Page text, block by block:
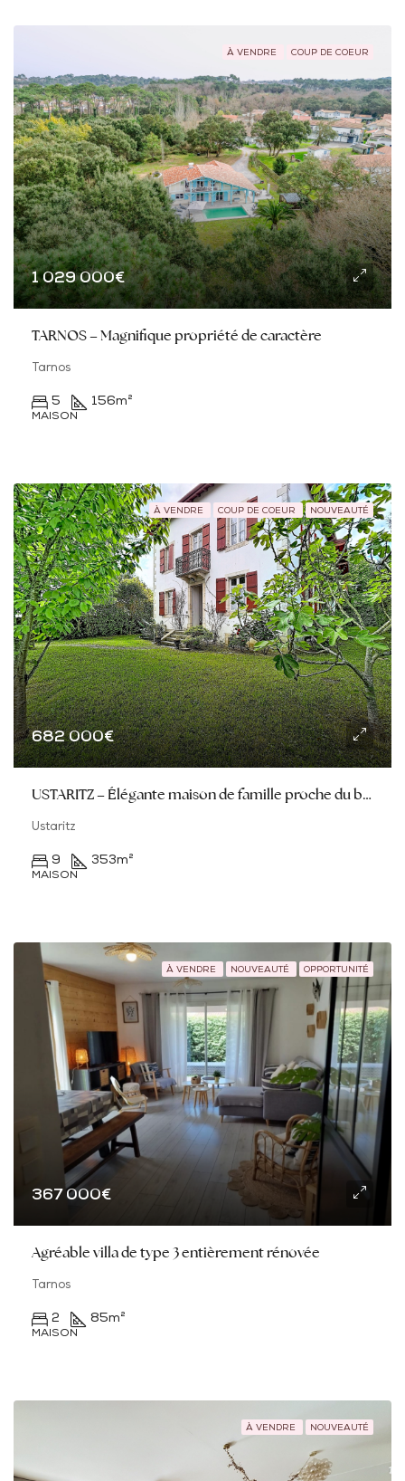
À VENDRE COUP DE COEUR
1 029 000€
TARNOS – Magnifique propriété de caractère
Tarnos
5 156m²
MAISON
À VENDRE COUP DE COEUR NOUVEAUTÉ
682 000€
USTARITZ – Élégante maison de famille proche du bourg
Ustaritz
9 353m²
MAISON
À VENDRE NOUVEAUTÉ OPPORTUNITÉ
367 000€
Agréable villa de type 3 entièrement rénovée
Tarnos
2 85m²
MAISON
À VENDRE NOUVEAUTÉ